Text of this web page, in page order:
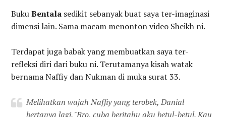
BukuBentala sedikit sebanyak buat saya ter-imaginasi
dimensi lain. Sama macam menonton video Sheikh ni.
Terdapat juga babak yang membuatkan saya ter-
refleksi diri dari buku ni. Terutamanya kisah watak
bernama Naffiy dan Nukman di muka surat 33.
Melihatkan wajah Naffiy yang terobek, Danial
bertanya lagi. "Bro, cuba beritahu aku betul-betul. Kau